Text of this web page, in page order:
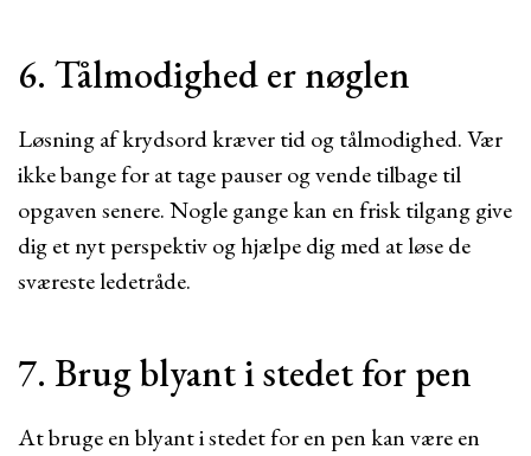
6. Tålmodighed er nøglen
Løsning af krydsord kræver tid og tålmodighed. Vær
ikke bange for at tage pauser og vende tilbage til
opgaven senere. Nogle gange kan en frisk tilgang give
dig et nyt perspektiv og hjælpe dig med at løse de
sværeste ledetråde.
7. Brug blyant i stedet for pen
At bruge en blyant i stedet for en pen kan være en